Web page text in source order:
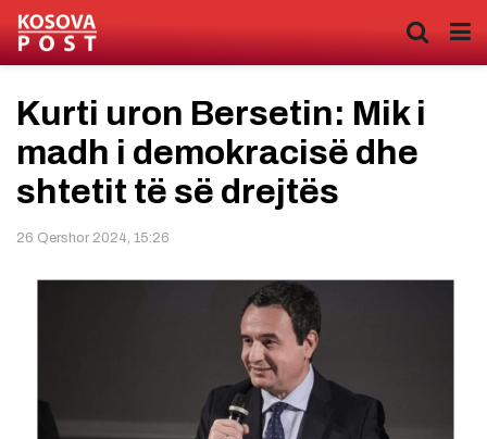
Kurti uron Bersetin: Mik i
madh i demokracisë dhe
shtetit të së drejtës
26 Qershor 2024, 15:26